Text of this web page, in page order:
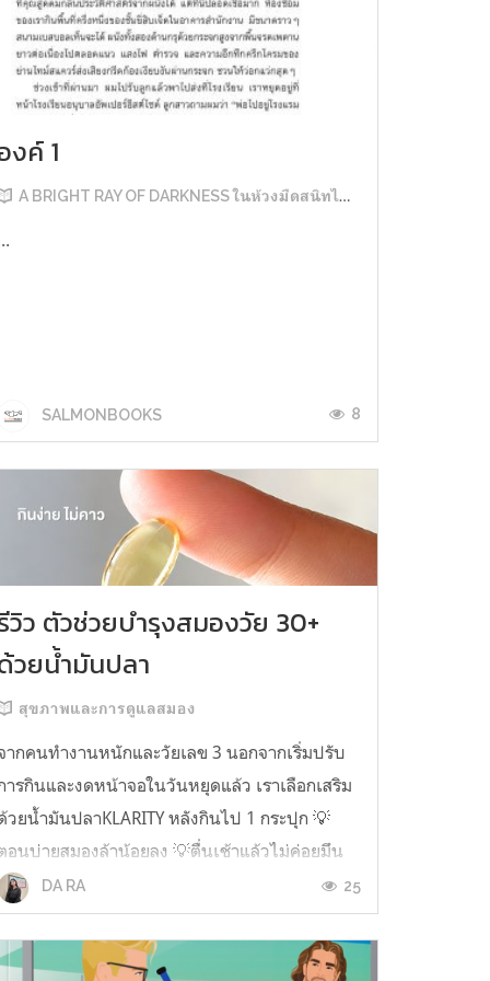
งค์ 1
A BRIGHT RAY OF DARKNESS ในห้วงมืดสนิทไม่มิดแสง
SALMONBOOKS 8
วิว ตัวช่วยบำรุงสมองวัย 30+
วยน้ำมันปลา
สุขภาพและการดูแลสมอง
ากคนทำงานหนักและวัยเลข 3 นอกจากเริ่มปรับ
ารกินและงดหน้าจอในวันหยุดแล้ว เราเลือกเสริม
วยน้ำมันปลาKLARITY หลังกินไป 1 กระปุก 💡
อนบ่ายสมองล้าน้อยลง 💡ตื่นเช้าแล้วไม่ค่อยมึน
ว 💡ไอเดียไม่ตัน ยิ่งทำงานสาย Content แนะนำ
าควรมี ชอบตรงที่ไม่มีกลิ่นคาวเลย กินง่ายสุด
งแต่เคยกินน้ำมันปลามาเลย ใครที่เคยกิ...
DA RA 25